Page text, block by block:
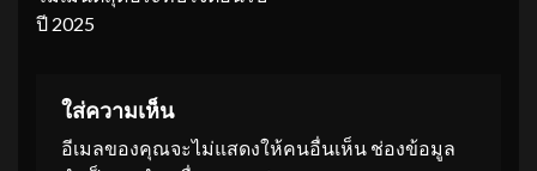
ปี 2025
ใส่ความเห็น
อีเมลของคุณจะไม่แสดงให้คนอื่นเห็น ช่องข้อมูล